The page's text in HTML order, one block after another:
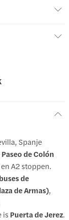
Spanje
Paseo de Colón
A2 stoppen.
de
de Armas),
is Puerta de Jerez.